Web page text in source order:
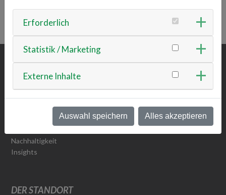
ÜBER UNS
Team
Vision & Mission
Nachhaltigkeit
Insights
DER STANDORT
Erforderlich
Statistik / Marketing
Externe Inhalte
Auswahl speichern Alles akzeptieren